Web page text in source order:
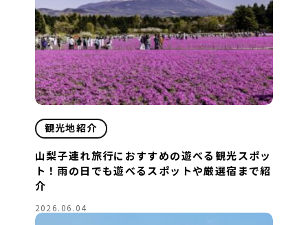
観光地紹介
山梨子連れ旅行におすすめの遊べる観光スポッ
ト！雨の日でも遊べるスポットや厳選宿まで紹
介
2026.06.04